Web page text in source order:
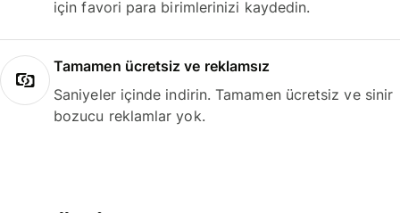
için favori para birimlerinizi kaydedin.
Tamamen ücretsiz ve reklamsız
Saniyeler içinde indirin. Tamamen ücretsiz ve sinir
bozucu reklamlar yok.